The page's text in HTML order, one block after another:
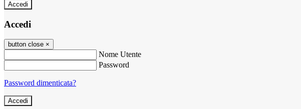
Accedi
Accedi
button close ×
Nome Utente
Password
Password dimenticata?